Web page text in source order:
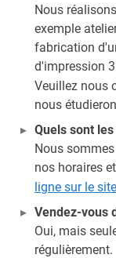
Nous
exemple
fabrication
d'impression
Veuillez nous
nous
Quels sont
Nous
nos horaires
ligne sur le site
Vendez-vous
Oui, mais
régulièrement.